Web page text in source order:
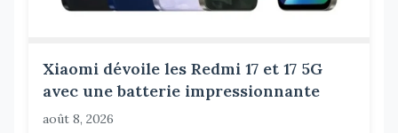
Xiaomi dévoile les Redmi 17 et 17 5G
avec une batterie impressionnante
août 8, 2026